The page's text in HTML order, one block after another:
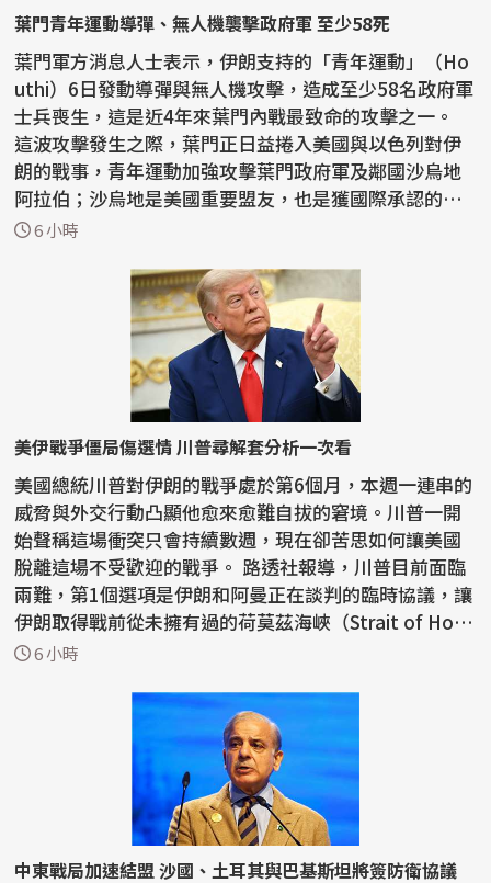
葉門青年運動導彈、無人機襲擊政府軍 至少58死
葉門軍方消息人士表示，伊朗支持的「青年運動」（Ho
uthi）6日發動導彈與無人機攻擊，造成至少58名政府軍
士兵喪生，這是近4年來葉門內戰最致命的攻擊之一。
這波攻擊發生之際，葉門正日益捲入美國與以色列對伊
朗的戰事，青年運動加強攻擊葉門政府軍及鄰國沙烏地
阿拉伯；沙烏地是美國重要盟友，也是獲國際承認的葉
門...6 小時
美伊戰爭僵局傷選情 川普尋解套分析一次看
美國總統川普對伊朗的戰爭處於第6個月，本週一連串的
威脅與外交行動凸顯他愈來愈難自拔的窘境。川普一開
始聲稱這場衝突只會持續數週，現在卻苦思如何讓美國
脫離這場不受歡迎的戰爭。 路透社報導，川普目前面臨
兩難，第1個選項是伊朗和阿曼正在談判的臨時協議，讓
伊朗取得戰前從未擁有過的荷莫茲海峽（Strait of Ho
r...6 小時
中東戰局加速結盟 沙國、土耳其與巴基斯坦將簽防衛協議